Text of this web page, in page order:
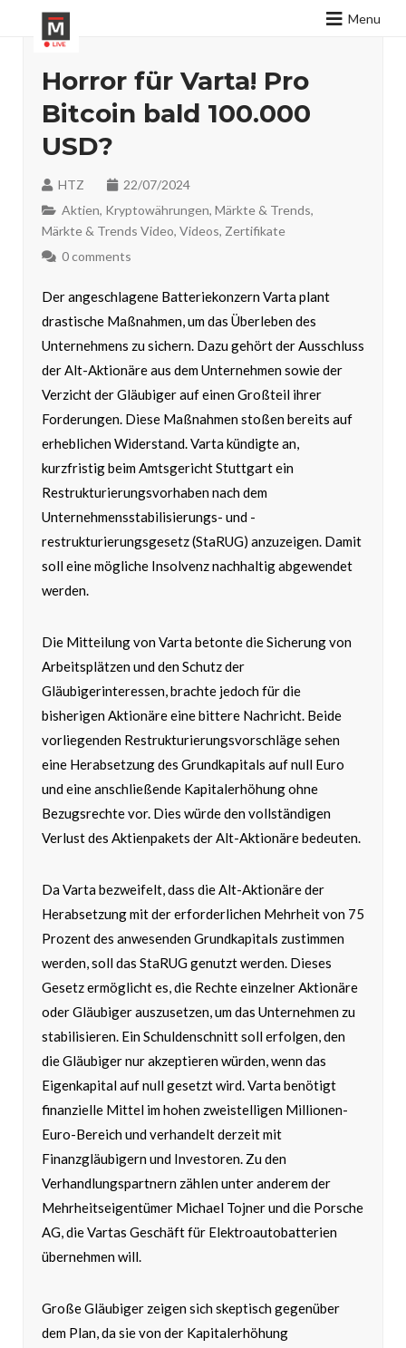
Menu
Horror für Varta! Pro
Bitcoin bald 100.000
USD?
HTZ
22/07/2024
Aktien, Kryptowährungen, Märkte & Trends,
Märkte & Trends Video, Videos, Zertifikate
0 comments
Der angeschlagene Batteriekonzern Varta plant
drastische Maßnahmen, um das Überleben des
Unternehmens zu sichern. Dazu gehört der Ausschluss
der Alt-Aktionäre aus dem Unternehmen sowie der
Verzicht der Gläubiger auf einen Großteil ihrer
Forderungen. Diese Maßnahmen stoßen bereits auf
erheblichen Widerstand. Varta kündigte an,
kurzfristig beim Amtsgericht Stuttgart ein
Restrukturierungsvorhaben nach dem
Unternehmensstabilisierungs- und -
restrukturierungsgesetz (StaRUG) anzuzeigen. Damit
soll eine mögliche Insolvenz nachhaltig abgewendet
werden.
Die Mitteilung von Varta betonte die Sicherung von
Arbeitsplätzen und den Schutz der
Gläubigerinteressen, brachte jedoch für die
bisherigen Aktionäre eine bittere Nachricht. Beide
vorliegenden Restrukturierungsvorschläge sehen
eine Herabsetzung des Grundkapitals auf null Euro
und eine anschließende Kapitalerhöhung ohne
Bezugsrechte vor. Dies würde den vollständigen
Verlust des Aktienpakets der Alt-Aktionäre bedeuten.
Da Varta bezweifelt, dass die Alt-Aktionäre der
Herabsetzung mit der erforderlichen Mehrheit von 75
Prozent des anwesenden Grundkapitals zustimmen
werden, soll das StaRUG genutzt werden. Dieses
Gesetz ermöglicht es, die Rechte einzelner Aktionäre
oder Gläubiger auszusetzen, um das Unternehmen zu
stabilisieren. Ein Schuldenschnitt soll erfolgen, den
die Gläubiger nur akzeptieren würden, wenn das
Eigenkapital auf null gesetzt wird. Varta benötigt
finanzielle Mittel im hohen zweistelligen Millionen-
Euro-Bereich und verhandelt derzeit mit
Finanzgläubigern und Investoren. Zu den
Verhandlungspartnern zählen unter anderem der
Mehrheitseigentümer Michael Tojner und die Porsche
AG, die Vartas Geschäft für Elektroautobatterien
übernehmen will.
Große Gläubiger zeigen sich skeptisch gegenüber
dem Plan, da sie von der Kapitalerhöhung